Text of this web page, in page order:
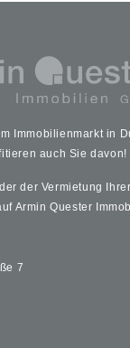
Immobilienmarkt in
auch Sie davon!
der Vermietung
Armin Quester
7